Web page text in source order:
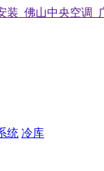
统 冷库